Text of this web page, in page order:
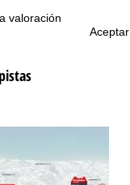
Aceptar
valoración